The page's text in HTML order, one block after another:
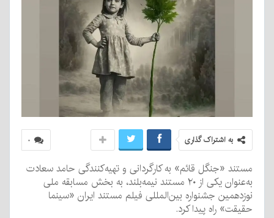
۰ به اشتراک گذاری
مستند «جنگل قائم» به کارگردانی و تهیه‌کنندگی حامد سعادت
به‌عنوان یکی از ۲۰ مستند نیمه‌بلند، به بخش مسابقه ملی
نوزدهمین جشنواره بین‌المللی فیلم مستند ایران «سینما
حقیقت» راه پیدا کرد.